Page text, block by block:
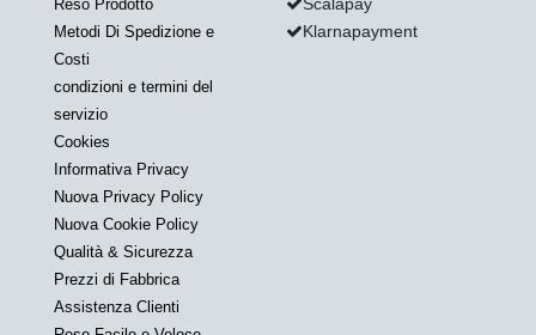
Reso Prodotto
Metodi Di Spedizione e
Costi
condizioni e termini del
servizio
Cookies
Informativa Privacy
Nuova Privacy Policy
Nuova Cookie Policy
Qualità & Sicurezza
Prezzi di Fabbrica
Assistenza Clienti
Klarnapayment